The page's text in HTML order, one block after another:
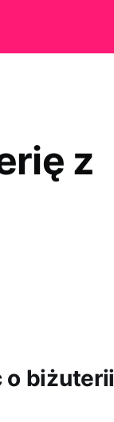
z
o biżuterii